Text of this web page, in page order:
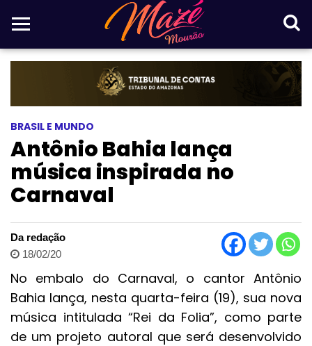
BRASIL E MUNDO
Antônio Bahia lança
música inspirada no
Carnaval
Da redação
18/02/20
No embalo do Carnaval, o cantor Antônio
Bahia lança, nesta quarta-feira (19), sua nova
música intitulada “Rei da Folia”, como parte
de um projeto autoral que será desenvolvido